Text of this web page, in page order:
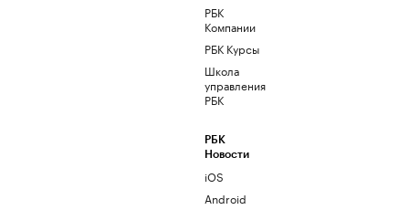
РБК
Компании
РБК Курсы
Школа
управления
РБК
РБК
Новости
iOS
Android